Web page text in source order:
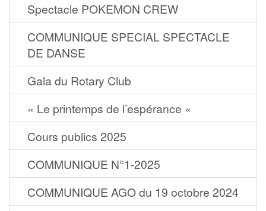
Spectacle POKEMON CREW
COMMUNIQUE SPECIAL SPECTACLE
DE DANSE
Gala du Rotary Club
« Le printemps de l’espérance «
Cours publics 2025
COMMUNIQUE N°1-2025
COMMUNIQUE AGO du 19 octobre 2024